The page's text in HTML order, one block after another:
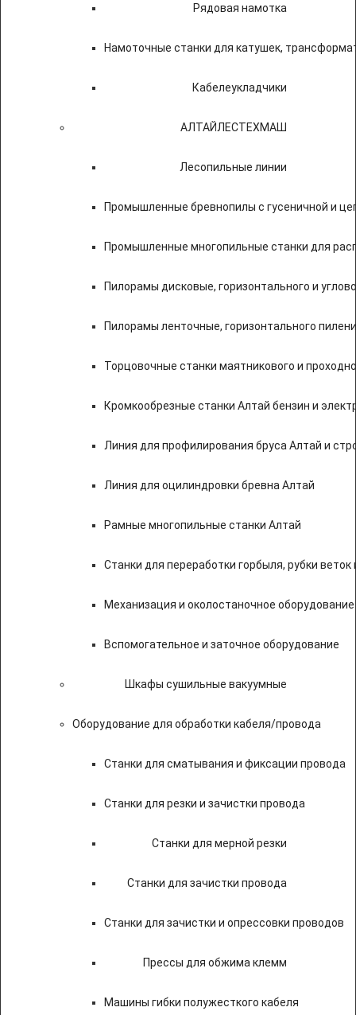
Рядовая намотка
Намоточные станки для катушек,
Кабелеукладчики
АЛТАЙЛЕСТЕХМАШ
Лесопильные линии
Промышленные бревнопилы с гусеничной и
Промышленные многопильные станки для
Пилорамы дисковые, горизонтального и
Пилорамы ленточные, горизонтального
Торцовочные станки маятникового и
Кромкообрезные станки Алтай бензин и
Линия для профилирования бруса Алтай и
Линия для оцилиндровки бревна Алтай
Рамные многопильные станки Алтай
Станки для переработки горбыля, рубки веток
Механизация и околостаночное оборудование
Вспомогательное и заточное оборудование
Шкафы сушильные вакуумные
Оборудование для обработки кабеля/провода
Станки для сматывания и фиксации провода
Станки для резки и зачистки провода
Станки для мерной резки
Станки для зачистки провода
Станки для зачистки и опрессовки проводов
Прессы для обжима клемм
Машины гибки полужесткого кабеля